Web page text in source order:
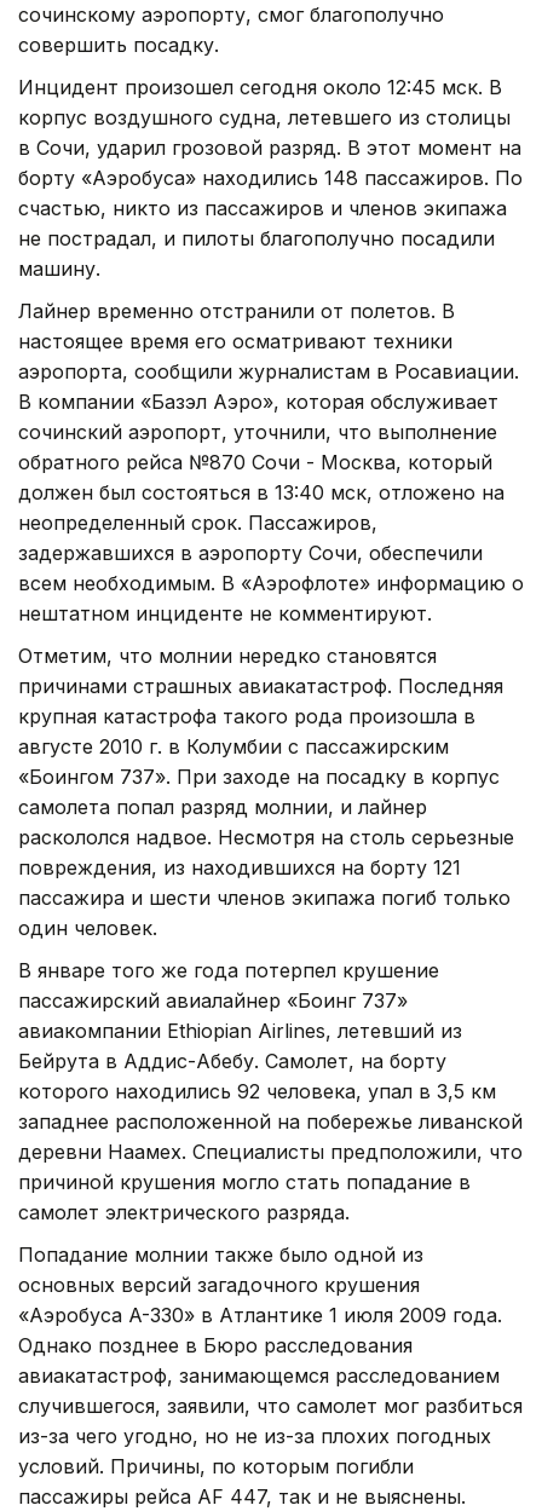
сочинскому аэропорту, смог благополучно
совершить посадку.
Инцидент произошел сегодня около 12:45 мск. В
корпус воздушного судна, летевшего из столицы
в Сочи, ударил грозовой разряд. В этот момент на
борту «Аэробуса» находились 148 пассажиров. По
счастью, никто из пассажиров и членов экипажа
не пострадал, и пилоты благополучно посадили
машину.
Лайнер временно отстранили от полетов. В
настоящее время его осматривают техники
аэропорта, сообщили журналистам в Росавиации.
В компании «Базэл Аэро», которая обслуживает
сочинский аэропорт, уточнили, что выполнение
обратного рейса №870 Сочи - Москва, который
должен был состояться в 13:40 мск, отложено на
неопределенный срок. Пассажиров,
задержавшихся в аэропорту Сочи, обеспечили
всем необходимым. В «Аэрофлоте» информацию о
нештатном инциденте не комментируют.
Отметим, что молнии нередко становятся
причинами страшных авиакатастроф. Последняя
крупная катастрофа такого рода произошла в
августе 2010 г. в Колумбии с пассажирским
«Боингом 737». При заходе на посадку в корпус
самолета попал разряд молнии, и лайнер
раскололся надвое. Несмотря на столь серьезные
повреждения, из находившихся на борту 121
пассажира и шести членов экипажа погиб только
один человек.
В январе того же года потерпел крушение
пассажирский авиалайнер «Боинг 737»
авиакомпании Ethiopian Airlines, летевший из
Бейрута в Аддис-Абебу. Самолет, на борту
которого находились 92 человека, упал в 3,5 км
западнее расположенной на побережье ливанской
деревни Наамех. Специалисты предположили, что
причиной крушения могло стать попадание в
самолет электрического разряда.
Попадание молнии также было одной из
основных версий загадочного крушения
«Аэробуса A-330» в Атлантике 1 июля 2009 года.
Однако позднее в Бюро расследования
авиакатастроф, занимающемся расследованием
случившегося, заявили, что самолет мог разбиться
из-за чего угодно, но не из-за плохих погодных
условий. Причины, по которым погибли
пассажиры рейса AF 447, так и не выяснены.